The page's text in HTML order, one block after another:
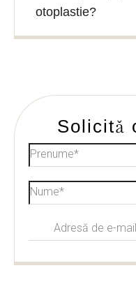
otoplastie?
Solicită